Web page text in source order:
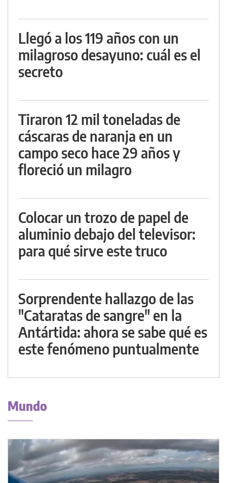
Llegó a los 119 años con un
milagroso desayuno: cuál es el
secreto
Tiraron 12 mil toneladas de
cáscaras de naranja en un
campo seco hace 29 años y
floreció un milagro
Colocar un trozo de papel de
aluminio debajo del televisor:
para qué sirve este truco
Sorprendente hallazgo de las
"Cataratas de sangre" en la
Antártida: ahora se sabe qué es
este fenómeno puntualmente
Mundo